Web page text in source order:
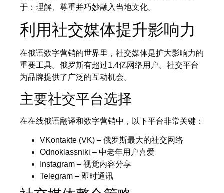
于：理解、尊重并巧妙融入当地文化。
利用社交媒体提升影响力
在俄语数字营销的世界里，社交媒体是扩大影响力的
重要工具。俄罗斯有超过1.4亿网络用户。社交平台
为品牌提供了广泛的互动机会。
主要社交平台选择
在在线俄语翻译和数字营销中，以下平台非常关键：
VKontakte (VK) – 俄罗斯最大的社交网络
Odnoklassniki – 中老年用户喜爱
Instagram – 视觉内容分享
Telegram – 即时通讯